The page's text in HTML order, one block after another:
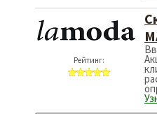
Рейтинг: